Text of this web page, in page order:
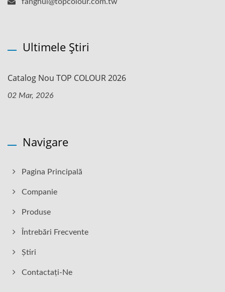
fanghui@topcolour.com.tw
Ultimele Știri
Catalog Nou TOP COLOUR 2026
02 Mar, 2026
Navigare
Pagina Principală
Companie
Produse
Întrebări Frecvente
Știri
Contactați-Ne